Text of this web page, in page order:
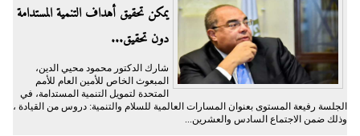
يمكن تحقيق أهداف التنمية المستدامة
دون تحقيق...
شارك الدكتور محمود محيي الدين،
المبعوث الخاص للأمين العام للأمم
المتحدة لتمويل التنمية المستدامة، في
الجلسة رفيعة المستوى بعنوان المسارات العالمية للسلام والتنمية: دروس من القيادة ،
وذلك ضمن الاجتماع السادس والعشرين...